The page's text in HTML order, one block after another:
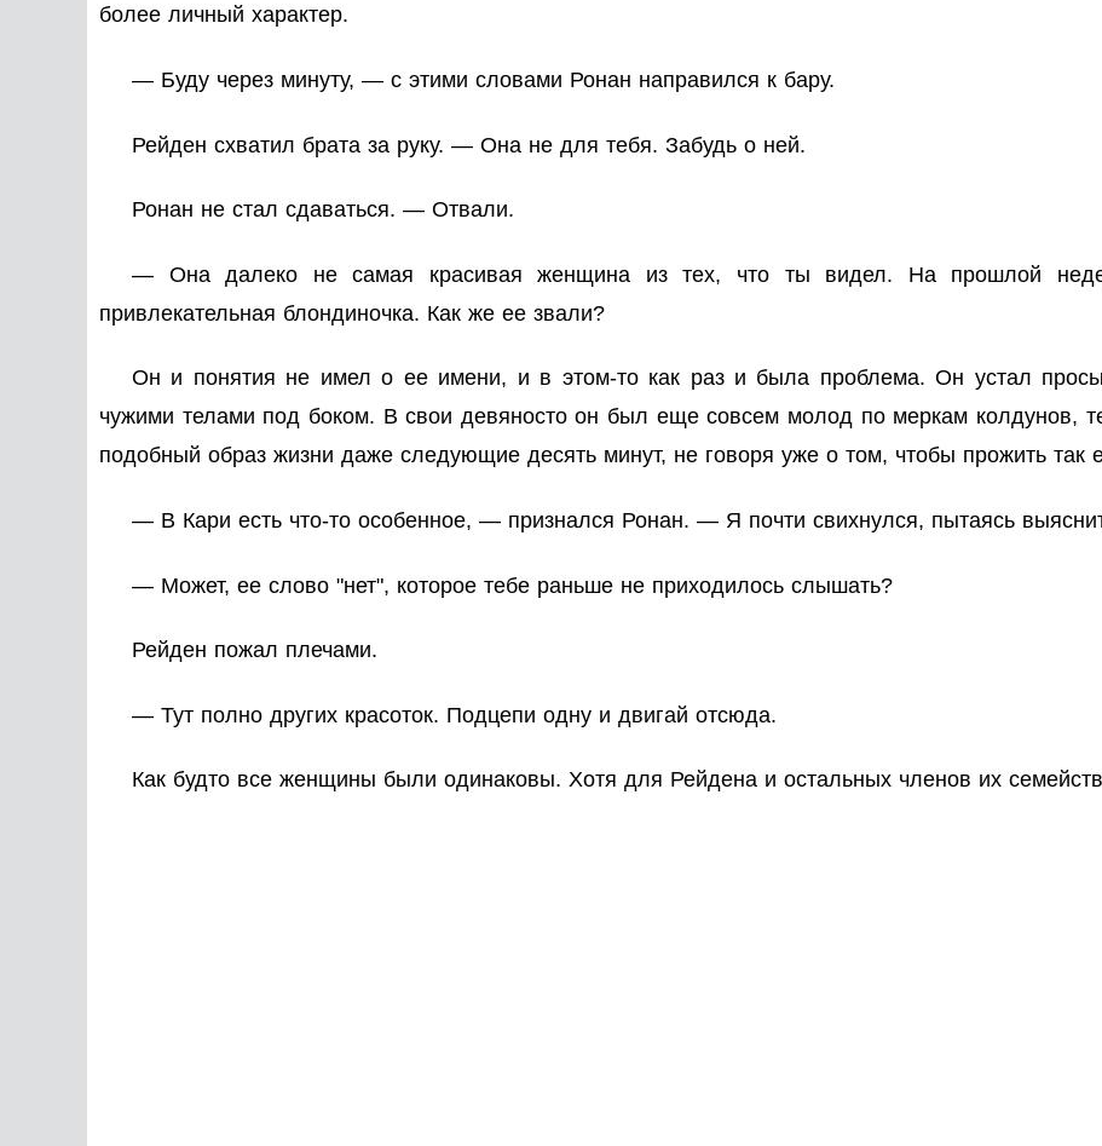
более личный характер.
— Буду через минуту, — с этими словами Ронан направился к бару.
Рейден схватил брата за руку. — Она не для тебя. Забудь о ней.
Ронан не стал сдаваться. — Отвали.
— Она далеко не самая красивая женщина из тех, что ты видел. На прошлой
привлекательная блондиночка. Как же ее звали?
Он и понятия не имел о ее имени, и в этом-то как раз и была проблема. Он устал
чужими телами под боком. В свои девяносто он был еще совсем молод по меркам колдунов,
подобный образ жизни даже следующие десять минут, не говоря уже о том, чтобы прожить так
— В Кари есть что-то особенное, — признался Ронан. — Я почти свихнулся, пытаясь
— Может, ее слово "нет", которое тебе раньше не приходилось слышать?
Рейден пожал плечами.
— Тут полно других красоток. Подцепи одну и двигай отсюда.
Как будто все женщины были одинаковы. Хотя для Рейдена и остальных членов их